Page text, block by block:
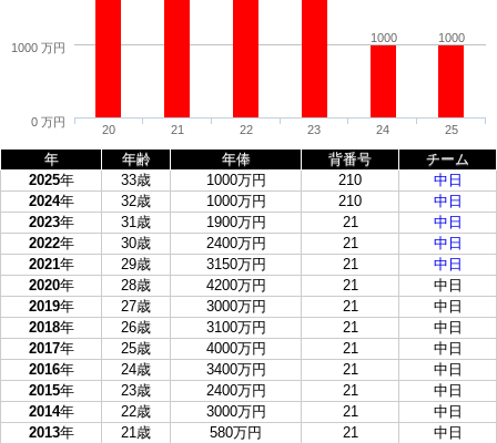
1000 1000
20 21 22 23 24 25
0 万円
1000 万円
年 年齢 年俸 背番号
チーム
2025年 33歳 1000万円 210
中日
2024年 32歳 1000万円 210
中日
2023年 31歳 1900万円 21
中日
2022年 30歳 2400万円 21
中日
2021年 29歳 3150万円 21
中日
2020年 28歳 4200万円 21
中日
2019年 27歳 3000万円 21
中日
2018年 26歳 3100万円 21
中日
2017年 25歳 4000万円 21
中日
2016年 24歳 3400万円 21
中日
2015年 23歳 2400万円 21
中日
2014年 22歳 3000万円 21
中日
2013年 21歳 580万円 21
中日